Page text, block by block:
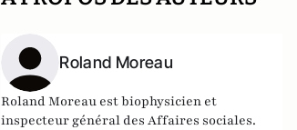
Roland Moreau
Roland Moreau est biophysicien et
inspecteur général des Affaires sociales.